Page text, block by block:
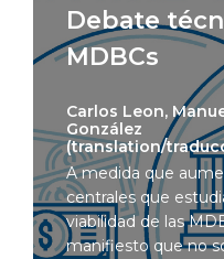
Debate
MDBCs
Carlos Leon,
González
(translation/
A medida que
centrales que
viabilidad de las
manifiesto que no